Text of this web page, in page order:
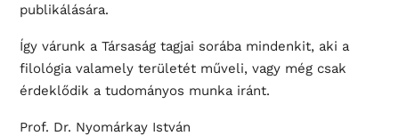
publikálására.
Így várunk a Társaság tagjai sorába mindenkit, aki a
filológia valamely területét műveli, vagy még csak
érdeklődik a tudományos munka iránt.
Prof. Dr. Nyomárkay István